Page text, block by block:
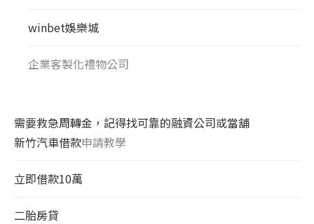
winbet娛樂城
企業客製化禮物公司
需要救急周轉金，記得找可靠的融資公司或當舖
新竹汽車借款申請教學
立即借款10萬
二胎房貸